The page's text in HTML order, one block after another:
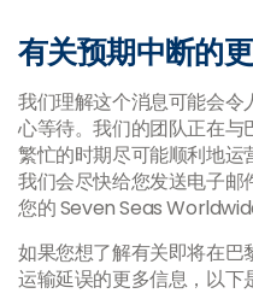
有关预期中断的
我们理解这个消息可能会
心等待。我们的团队正在与
繁忙的时期尽可能顺利地运
我们会尽快给您发送电子
您的 Seven Seas
如果您想了解有关即将在
运输延误的更多信息，以下